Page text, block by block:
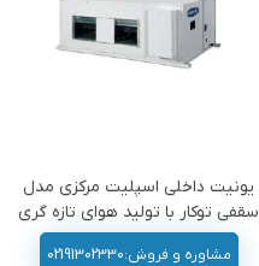
یونیت داخلی اسپلیت مرکزی مدل
سقفی توکار با تولید هوای تازه گری
مشاوره و فروش:02191302330